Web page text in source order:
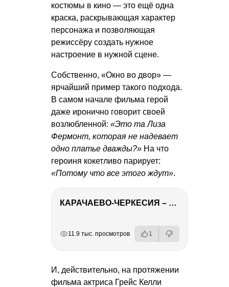
костюмы в кино — это ещё одна
краска, раскрывающая характер
персонажа и позволяющая
режиссёру создать нужное
настроение в нужной сцене.
Собственно, «Окно во двор» —
ярчайший пример такого подхода.
В самом начале фильма герой
даже иронично говорит своей
возлюбленной: «Это та Лиза
Фермонт, которая не надевает
одно платье дважды?» На что
героиня кокетливо парирует:
«Потому что все этого ждут».
КАРАЧАЕВО-ЧЕРКЕСИЯ – ПУТЕШЕСТВИЕ НА КАВКАЗ часть 2
11.9 тыс. просмотров 1
И, действительно, на протяжении
фильма актриса Грейс Келли